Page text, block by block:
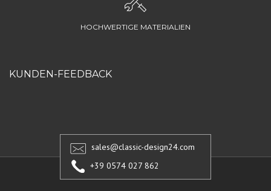
HOCHWERTIGE MATERIALIEN
KUNDEN-FEEDBACK
sales@classic-design24.com
+39 0574 027 862